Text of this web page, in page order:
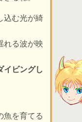
込む光が綺
れる波が映
イビングし
魚を育てる